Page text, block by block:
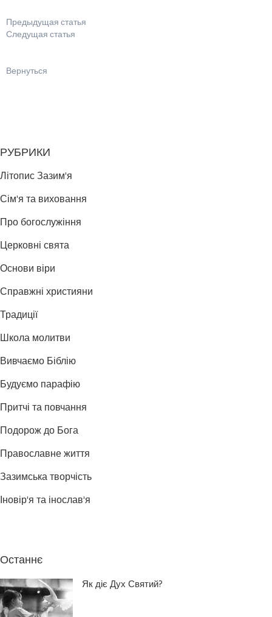
Предыдущая статья
Следущая статья
Вернуться
РУБРИКИ
Літопис Зазим'я
Сім'я та виховання
Про богослужіння
Церковні свята
Основи віри
Справжні християни
Традиції
Школа молитви
Вивчаємо Біблію
Будуємо парафію
Притчі та повчання
Подорож до Бога
Православне життя
Зазимська творчість
Іновір'я та інослав'я
Останнє
Як діє Дух Святий?